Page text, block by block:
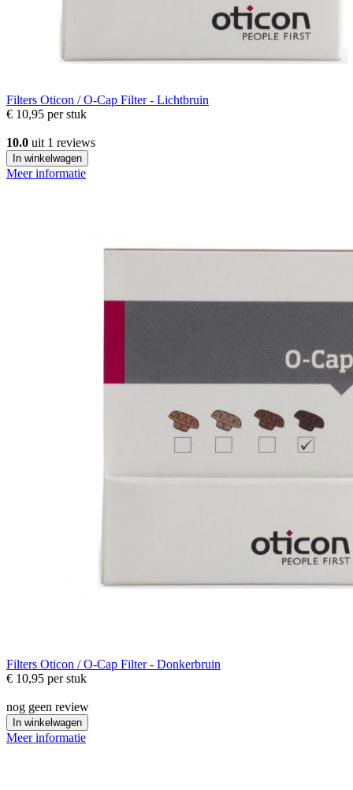
Filters Oticon / O-Cap Filter - Lichtbruin
€ 10,95 per stuk
10.0 uit 1 reviews
In winkelwagen
Meer informatie
Filters Oticon / O-Cap Filter - Donkerbruin
€ 10,95 per stuk
nog geen review
In winkelwagen
Meer informatie